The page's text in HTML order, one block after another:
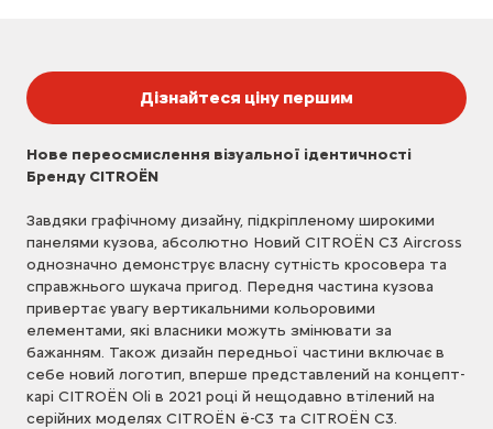
Дізнайтеся ціну першим
Нове переосмислення візуальної ідентичності
Бренду CITROЁN
Завдяки графічному дизайну, підкріпленому широкими
панелями кузова, абсолютно Новий CITROЁN C3 Aircross
однозначно демонструє власну сутність кросовера та
справжнього шукача пригод. Передня частина кузова
привертає увагу вертикальними кольоровими
елементами, які власники можуть змінювати за
бажанням. Також дизайн передньої частини включає в
себе новий логотип, вперше представлений на концепт-
карі CITROЁN Oli в 2021 році й нещодавно втілений на
серійних моделях CITROЁN ë-C3 та CITROЁN C3.